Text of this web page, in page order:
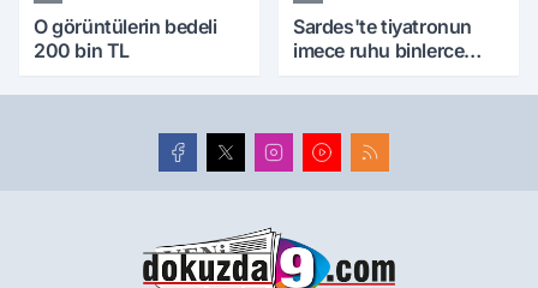
O görüntülerin bedeli
200 bin TL
Sardes'te tiyatronun
imece ruhu binlerce